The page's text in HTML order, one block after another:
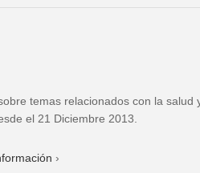
temas relacionados con la salud
el 21 Diciembre 2013.